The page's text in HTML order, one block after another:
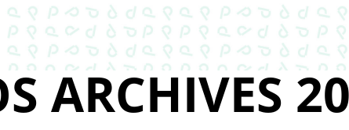
ARCHIVES